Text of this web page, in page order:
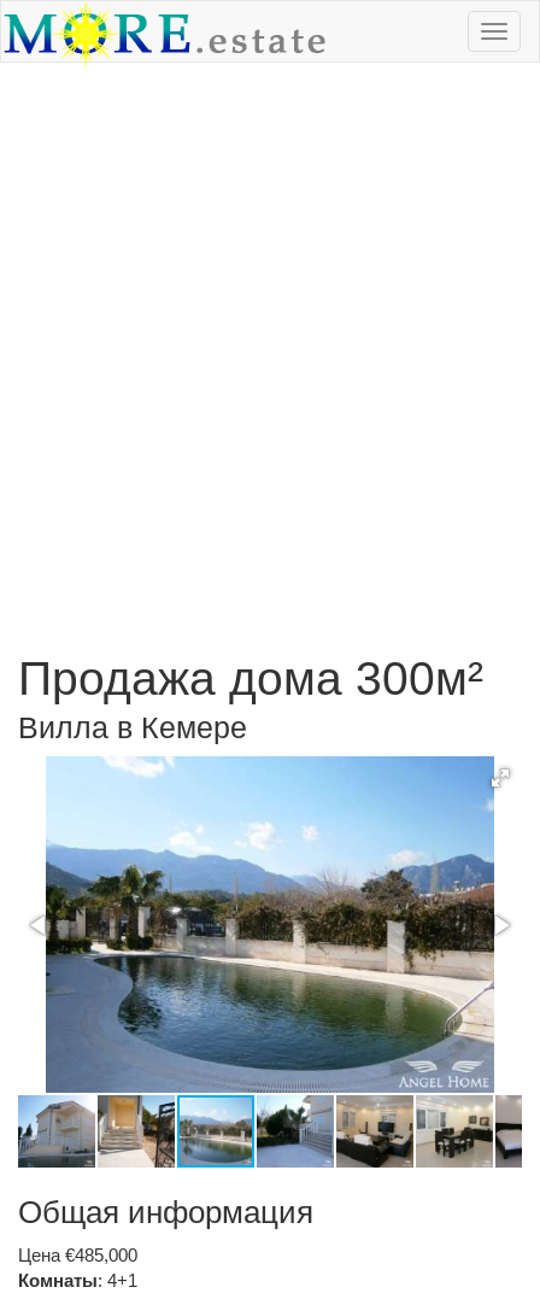
Продажа дома 300м²
Вилла в Кемере
Общая информация
Цена €485,000
Комнаты: 4+1